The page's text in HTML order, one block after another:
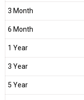
3 Month
6 Month
1 Year
3 Year
5 Year